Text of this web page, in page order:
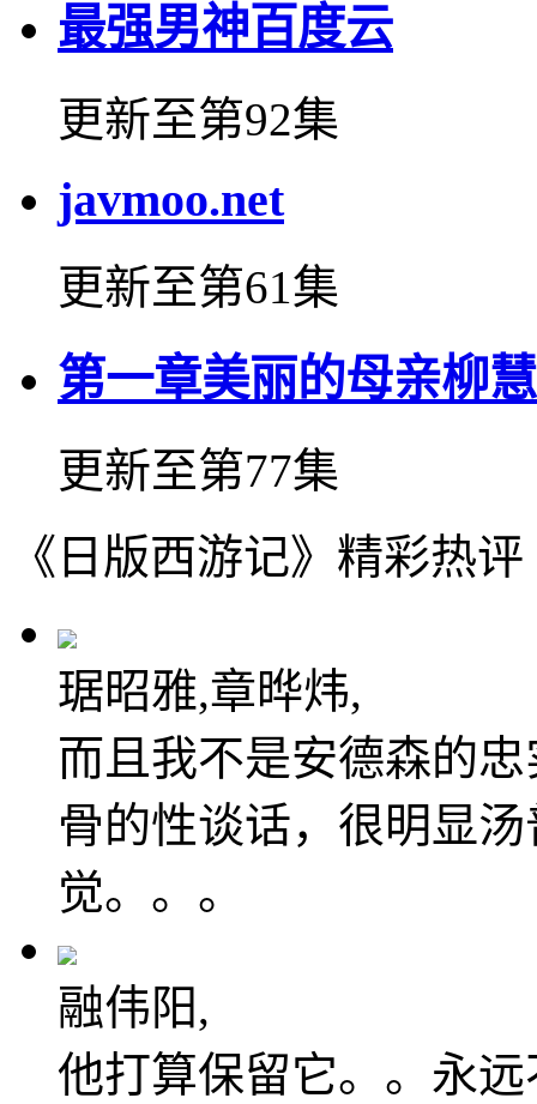
最强男神百度云
更新至第92集
javmoo.net
更新至第61集
第一章美丽的母亲柳慧
更新至第77集
《日版西游记》精彩热评
琚昭雅,章晔炜,
而且我不是安德森的
骨的性谈话，很明显
觉。。。
融伟阳,
他打算保留它。。永